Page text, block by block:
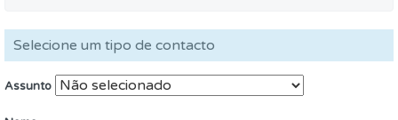
Selecione um tipo de contacto
Assunto